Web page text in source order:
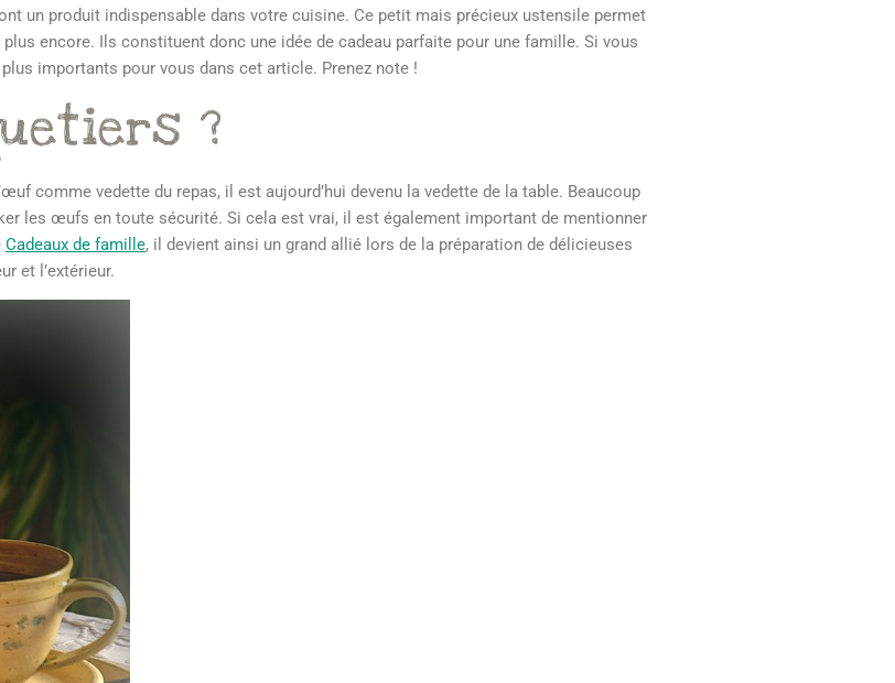
un produit indispensable dans votre cuisine. Ce petit mais précieux ustensile permet
encore. Ils constituent donc une idée de cadeau parfaite pour une famille. Si vous
importants pour vous dans cet article. Prenez note !
?
comme vedette du repas, il est aujourd’hui devenu la vedette de la table. Beaucoup
les œufs en toute sécurité. Si cela est vrai, il est également important de mentionner
Cadeaux de famille, il devient ainsi un grand allié lors de la préparation de délicieuses
et l’extérieur.